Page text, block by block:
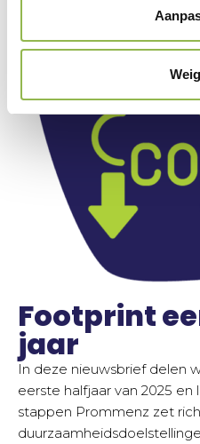
Footprint
jaar
In deze nieuwsbrief delen
eerste halfjaar van 2025
stappen Prommenz zet